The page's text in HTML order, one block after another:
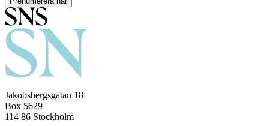
Jakobsbergsgatan 18
Box 5629
114 86 Stockholm